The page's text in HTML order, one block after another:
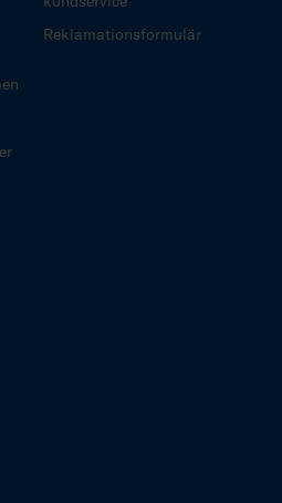
Reklamationsformulär